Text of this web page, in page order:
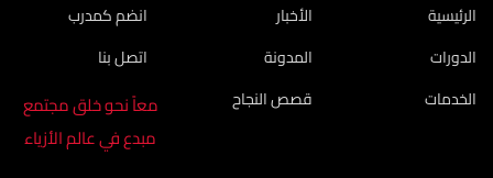
الرئيسية
الدورات
الخدمات
الأخبار
المدونة
قصص النجاح
انضم كمدرب
اتصل بنا
معاً نحو خلق مجتمع
مبدع في عالم الأزياء